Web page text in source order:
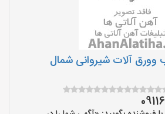
وورق آلات شیروانی شمال